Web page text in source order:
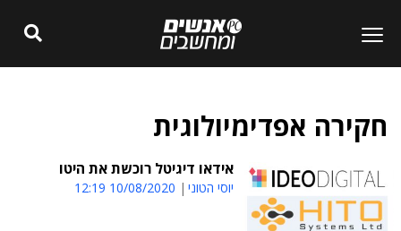
חקירה אפדימיולוגית
אידאו דיגיטל רוכשת את היטו
יוסי הטוני 10/08/2020 12:19